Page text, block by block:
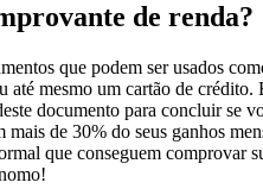
de renda?
que podem ser usados
até mesmo um cartão de
documento para concluir se
mais de 30% do seus ganhos
que conseguem comprovar